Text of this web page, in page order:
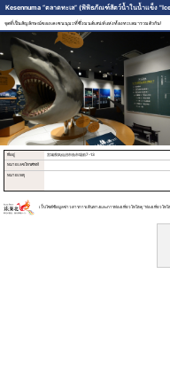
Kesennuma “ตลาดทะเล” (พิพิธภัณฑ์สัตว์น้ำในน้ำแข็ง
จุดที่เป็นสัญลักษณ์ของเคเซนนุมะที่ซึ่งมนต์เสน่ห์แห่งท้องทะเลมารวมตัวกัน!
ที่อยู่ 宮城県気仙沼市魚市場前7-13
หมายเลขโทรศัพท์
หมายเหตุ
เว็บไซต์ข้อมูลข่าวสารการเดินทางและการท่องเที่ยวโทโฮคุ “ท่องเที่ยวโทโ